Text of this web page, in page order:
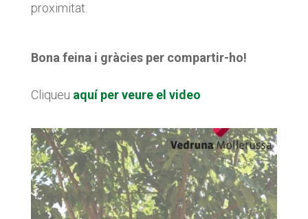
proximitat.
Bona feina i gràcies per compartir-ho!
Cliqueu aquí per veure el video
Fes voluntariat
Treballa amb nosaltres
Fes voluntariat
Treballa amb nosaltres